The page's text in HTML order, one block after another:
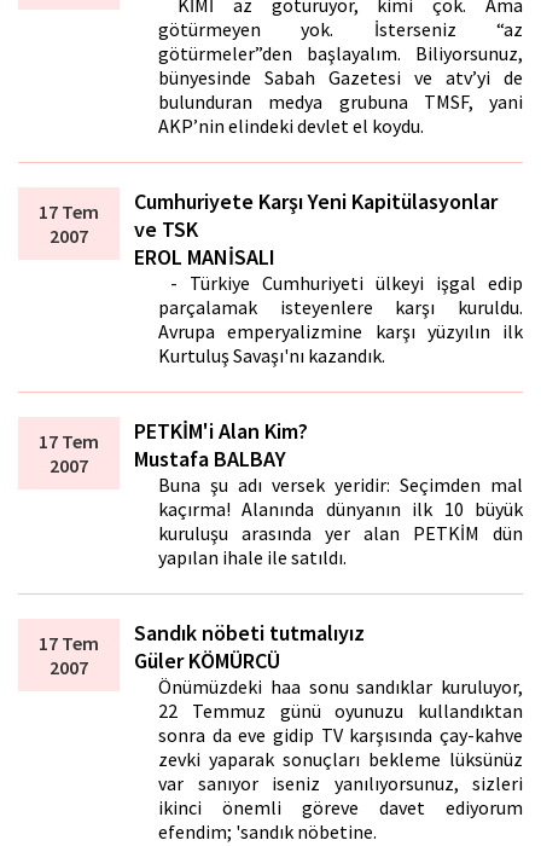
KİMİ az götürüyor, kimi çok. Ama
götürmeyen yok. İsterseniz “az
götürmeler”den başlayalım. Biliyorsunuz,
bünyesinde Sabah Gazetesi ve atv’yi de
bulunduran medya grubuna TMSF, yani
AKP’nin elindeki devlet el koydu.
17 Tem
2007
Cumhuriyete Karşı Yeni Kapitülasyonlar
ve TSK
EROL MANİSALI
- Türkiye Cumhuriyeti ülkeyi işgal edip
parçalamak isteyenlere karşı kuruldu.
Avrupa emperyalizmine karşı yüzyılın ilk
Kurtuluş Savaşı'nı kazandık.
17 Tem
2007
PETKİM'i Alan Kim?
Mustafa BALBAY
Buna şu adı versek yeridir: Seçimden mal
kaçırma! Alanında dünyanın ilk 10 büyük
kuruluşu arasında yer alan PETKİM dün
yapılan ihale ile satıldı.
17 Tem
2007
Sandık nöbeti tutmalıyız
Güler KÖMÜRCÜ
Önümüzdeki hafta sonu sandıklar kuruluyor,
22 Temmuz günü oyunuzu kullandıktan
sonra da eve gidip TV karşısında çay-kahve
zevki yaparak sonuçları bekleme lüksünüz
var sanıyor iseniz yanılıyorsunuz, sizleri
ikinci önemli göreve davet ediyorum
efendim; 'sandık nöbetine.